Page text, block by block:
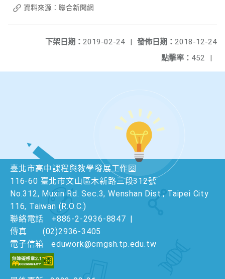
資料來源：聯合新聞網
發佈日期： 2018-12-24
下架日期： 2019-02-24
點擊率： 452
臺北市高中課程與教學發展工作圈
116-60 臺北市文山區木新路三段312號
No.312, Muxin Rd. Sec.3, Wenshan Dist., Taipei City
116, Taiwan (R.O.C.)
聯絡電話
+886-2-2936-8847
傳真
(02)2936-3405
電子信箱
eduwork@cmgsh.tp.edu.tw